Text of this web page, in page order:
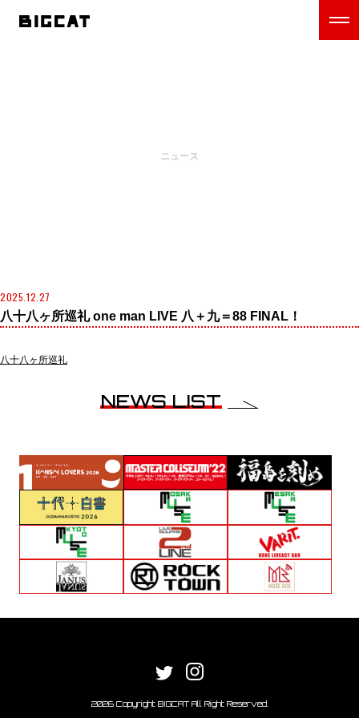
ニュース
2025.12.27
八十八ヶ所巡礼 one man LIVE 八＋九＝88 FINAL！
八十八ヶ所巡礼
NEWS LIST
2026 Copyright BIGCAT All Right Reserved.